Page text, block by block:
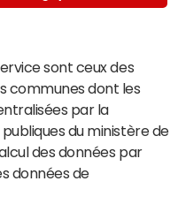
sont ceux des
communes dont les
par la
du ministère de
des données par
données de